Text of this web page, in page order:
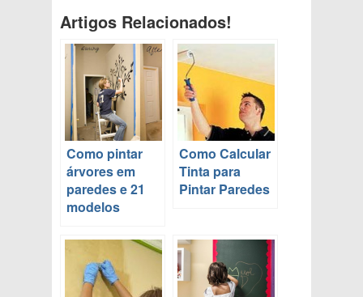
Artigos Relacionados!
Como pintar
árvores em
paredes e 21
modelos
Como Calcular
Tinta para
Pintar Paredes